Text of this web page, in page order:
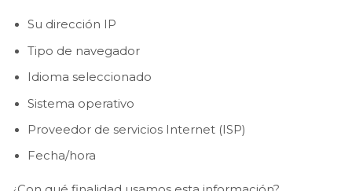
Su dirección IP
Tipo de navegador
Idioma seleccionado
Sistema operativo
Proveedor de servicios Internet (ISP)
Fecha/hora